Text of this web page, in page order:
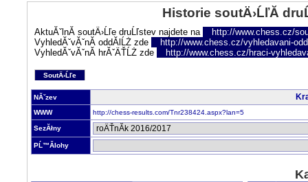
Historie soutÄ›ĹľĂ­
AktuĂˇlnĂ­ soutÄ›Ĺľe druĹľstev najdete na
http://www.chess.cz/
VyhledĂˇvĂˇnĂ­ oddĂ­lĹŻ zde
http://www.chess.cz/vyhledavani-
VyhledĂˇvĂˇnĂ­ hrĂˇÄŤĹŻ zde
http://www.chess.cz/hraci-
SoutÄ›Ĺľe
NĂˇzev
WWW http://chess-results.com/Tnr238424.aspx?lan=5
SezĂłny
PĹ™Ă­lohy